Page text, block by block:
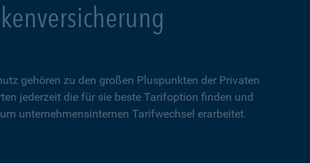
gehören zu den großen Pluspunkten der Privaten
jederzeit die für sie beste Tarifoption finden und
unternehmensinternen Tarifwechsel erarbeitet.